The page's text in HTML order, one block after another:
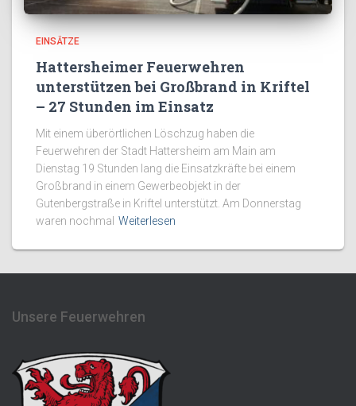
EINSÄTZE
Hattersheimer Feuerwehren
unterstützen bei Großbrand in Kriftel
– 27 Stunden im Einsatz
Mit einem überörtlichen Löschzug haben die
Feuerwehren der Stadt Hattersheim am Main am
Dienstag 19 Stunden lang die Einsatzkräfte bei einem
Großbrand in einem Gewerbeobjekt in der
Gutenbergstraße in Kriftel unterstützt. Am Donnerstag
waren nochmal Weiterlesen
Unsere Feuerwehren